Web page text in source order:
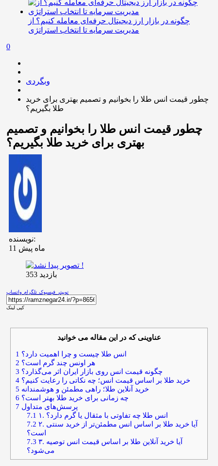
چگونه در بازار ارز دیجیتال حرفه‌ای معامله کنیم؟ از
مدیریت سرمایه تا انتخاب استراتژی
0
وبگردی
چطور قیمت انس طلا را بخوانیم و تصمیم بهتری برای خرید
طلا بگیریم؟
چطور قیمت انس طلا را بخوانیم و تصمیم
بهتری برای خرید طلا بگیریم؟
نویسنده:
11 ماه پیش
بازدید 353
توییتر فیسبوک تلگرام واتساپ
کپی لینک
عناوینی که در این مقاله می خوانید
1 انس طلا چیست و چرا اهمیت دارد؟
2 هر اونس چند گرم است؟
3 چگونه قیمت انس روی بازار ایران اثر می‌گذارد؟
4 خرید طلا بر اساس قیمت انس؛ چه نکاتی را رعایت کنیم؟
5 خرید آنلاین طلا؛ راهی مطمئن و هوشمندانه
6 چه زمانی برای خرید طلا بهتر است؟
7 پرسش‌های متداول
7.1
۱. انس طلا چه تفاوتی با مثقال یا گرم دارد؟
7.2 ۲. آیا خرید طلا بر اساس انس مطمئن‌تر از خرید سنتی
است؟
7.3 ۳. آیا خرید آنلاین طلا بر اساس قیمت انس توصیه
می‌شود؟